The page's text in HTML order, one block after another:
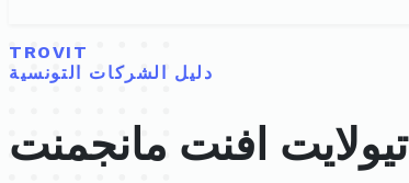
TROVIT
دليل الشركات التونسية
تيولايت افنت مانجمنت